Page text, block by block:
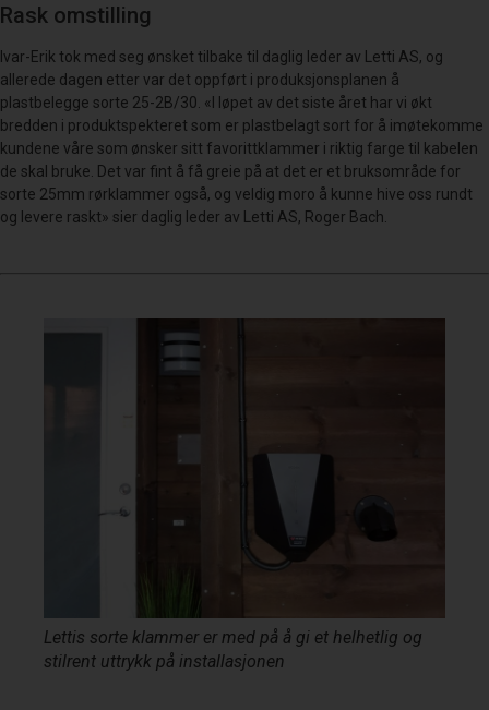
Rask omstilling
Ivar-Erik tok med seg ønsket tilbake til daglig leder av Letti AS, og
allerede dagen etter var det oppført i produksjonsplanen å
plastbelegge sorte 25-2B/30. «I løpet av det siste året har vi økt
bredden i produktspekteret som er plastbelagt sort for å imøtekomme
kundene våre som ønsker sitt favorittklammer i riktig farge til kabelen
de skal bruke. Det var fint å få greie på at det er et bruksområde for
sorte 25mm rørklammer også, og veldig moro å kunne hive oss rundt
og levere raskt» sier daglig leder av Letti AS, Roger Bach.
Lettis sorte klammer er med på å gi et helhetlig og
stilrent uttrykk på installasjonen